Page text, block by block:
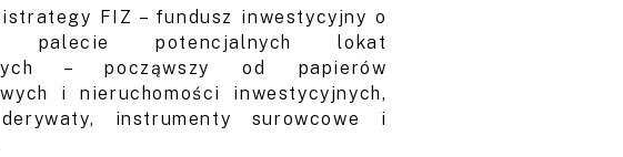
FIZ – fundusz inwestycyjny o
palecie potencjalnych lokat
– począwszy od papierów
i nieruchomości inwestycyjnych,
instrumenty surowcowe i